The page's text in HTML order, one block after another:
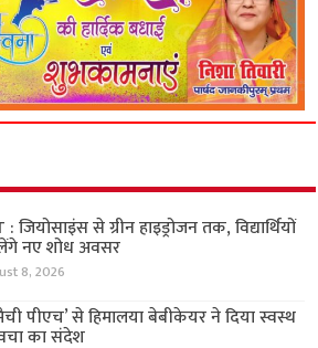
: जियोसाइंस से ग्रीन हाइड्रोजन तक, विद्यार्थियों
नए शोध अवसर
8, 2026
पीएच’ से हिमालया बेबीकेयर ने दिया स्वस्थ
का संदेश